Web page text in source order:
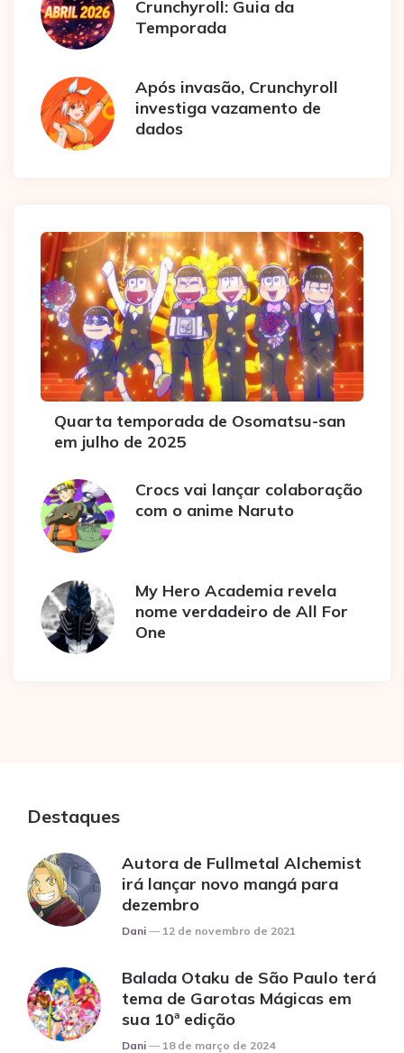
Crunchyroll: Guia da
Temporada
Após invasão, Crunchyroll
investiga vazamento de
dados
Quarta temporada de Osomatsu-san
em julho de 2025
Crocs vai lançar colaboração
com o anime Naruto
My Hero Academia revela
nome verdadeiro de All For
One
Destaques
Autora de Fullmetal Alchemist
irá lançar novo mangá para
dezembro
Posted
Dani 12 de novembro de 2021
Balada Otaku de São Paulo terá
tema de Garotas Mágicas em
sua 10ª edição
Posted
Dani 18 de março de 2024